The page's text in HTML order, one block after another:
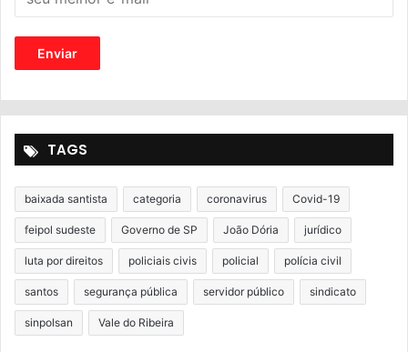
TAGS
baixada santista categoria coronavirus Covid-19
feipol sudeste Governo de SP João Dória jurídico
luta por direitos policiais civis policial polícia civil
santos segurança pública servidor público sindicato
sinpolsan Vale do Ribeira